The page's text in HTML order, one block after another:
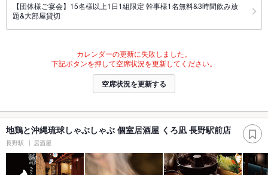
【団体様ご宴会】15名様以上1日1組限定 幹事様1名無料&3時間飲み放
題&大部屋貸切
カレンダーの更新に失敗しました。
下記ボタンを押して空席状況を更新してください。
空席状況を更新する
地鶏と沖縄琉球しゃぶしゃぶ 個室居酒屋 くろ凪 長野駅前店
長野駅 居酒屋